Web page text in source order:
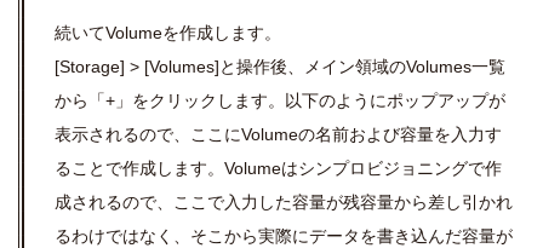
続いてVolumeを作成します。
[Storage] > [Volumes]と操作後、メイン領域のVolumes一覧
から「+」をクリックします。以下のようにポップアップが
表示されるので、ここにVolumeの名前および容量を入力す
ることで作成します。Volumeはシンプロビジョニングで作
成されるので、ここで入力した容量が残容量から差し引かれ
るわけではなく、そこから実際にデータを書き込んだ容量が